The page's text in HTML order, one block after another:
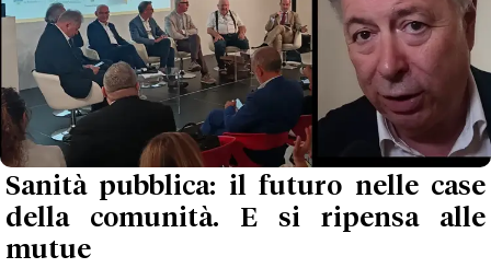
Sanità pubblica: il futuro nelle case
della comunità. E si ripensa alle
mutue